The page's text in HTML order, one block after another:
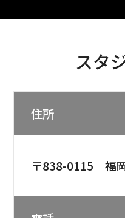
スタ
住所
〒838-0115 福